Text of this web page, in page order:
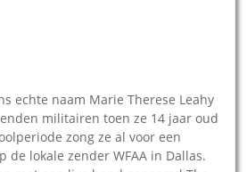
echte naam Marie Therese Leahy
militairen toen ze 14 jaar oud
zong ze al voor een
de lokale zender WFAA in Dallas.